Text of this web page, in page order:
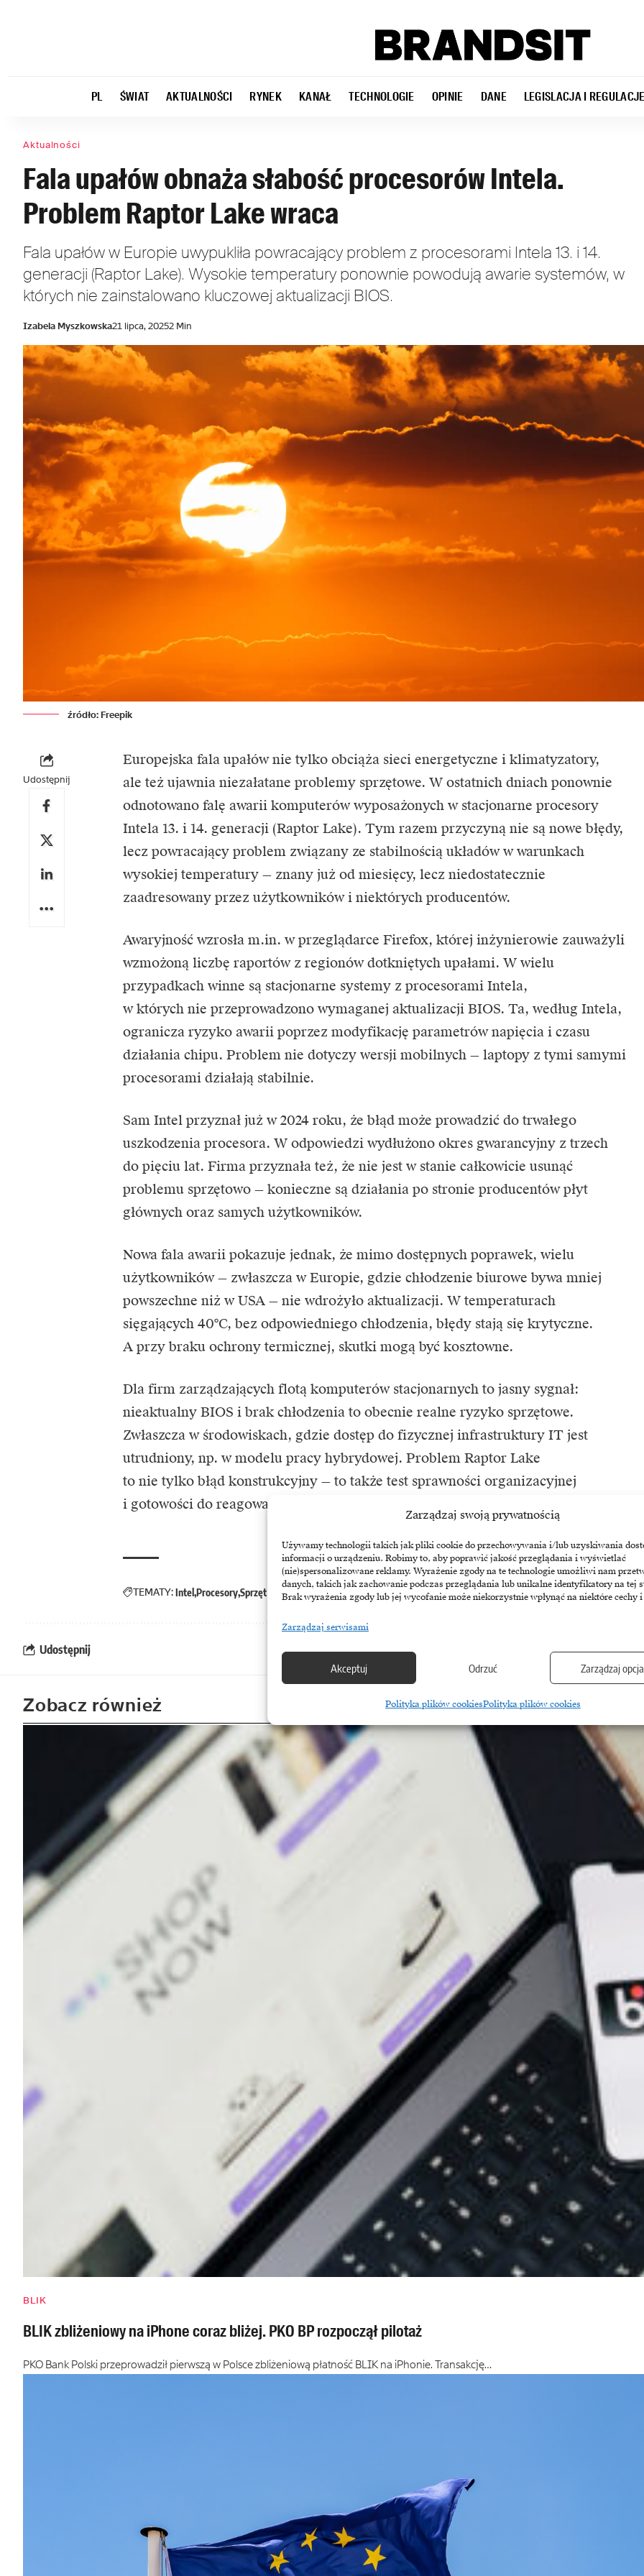
Zarządzaj swoją prywatnością
Używamy technologii takich jak pliki cookie do przechowywania i/lub uzyskiwania
informacji o urządzeniu. Robimy to, aby poprawić jakość przeglądania i wyświetlać
(nie)spersonalizowane reklamy. Wyrażenie zgody na te technologie umożliwi nam
danych, takich jak zachowanie podczas przeglądania lub unikalne identyfikatory na tej
Brak wyrażenia zgody lub jej wycofanie może niekorzystnie wpłynąć na niektóre cechy
Zarządzaj serwisami
Akceptuj Odrzuć Zarządzaj
Polityka plików cookiesPolityka plików cookies
PL ŚWIAT AKTUALNOŚCI RYNEK KANAŁ TECHNOLOGIE OPINIE DANE LEGISLACJA I
Aktualności
Fala upałów obnaża słabość procesorów Intela.
Problem Raptor Lake wraca
Fala upałów w Europie uwypukliła powracający problem z procesorami Intela 13. i 14.
generacji (Raptor Lake). Wysokie temperatury ponownie powodują awarie systemów, w
których nie zainstalowano kluczowej aktualizacji BIOS.
Izabela Myszkowska21 lipca, 20252 Min
źródło: Freepik
Udostępnij
Europejska fala upałów nie tylko obciąża sieci energetyczne i klimatyzatory,
ale też ujawnia niezałatane problemy sprzętowe. W ostatnich dniach ponownie
odnotowano falę awarii komputerów wyposażonych w stacjonarne procesory
Intela13. i 14. generacji (Raptor Lake). Tym razem przyczyną nie są nowe błędy,
lecz powracający problem związany ze stabilnością układów w warunkach
wysokiej temperatury — znany już od miesięcy, lecz niedostatecznie
zaadresowany przez użytkowników i niektórych producentów.
Awaryjność wzrosła m.in. w przeglądarce Firefox, której inżynierowie zauważyli
wzmożoną liczbę raportów z regionów dotkniętych upałami. W wielu
przypadkach winne są stacjonarne systemy z procesorami Intela,
w których nie przeprowadzono wymaganej aktualizacji BIOS. Ta, według Intela,
ogranicza ryzyko awarii poprzez modyfikację parametrów napięcia i czasu
działania chipu. Problem nie dotyczy wersji mobilnych — laptopy z tymi samymi
procesorami działają stabilnie.
Sam Intel przyznał już w 2024 roku, że błąd może prowadzić do trwałego
uszkodzenia procesora. W odpowiedzi wydłużono okres gwarancyjny z trzech
do pięciu lat. Firma przyznała też, że nie jest w stanie całkowicie usunąć
problemu sprzętowo — konieczne są działania po stronie producentów płyt
głównych oraz samych użytkowników.
Nowa fala awarii pokazuje jednak, że mimo dostępnych poprawek, wielu
użytkowników — zwłaszcza w Europie, gdzie chłodzenie biurowe bywa mniej
powszechne niż w USA — nie wdrożyło aktualizacji. W temperaturach
sięgających 40°C, bez odpowiedniego chłodzenia, błędy stają się krytyczne.
A przy braku ochrony termicznej, skutki mogą być kosztowne.
Dla firm zarządzających flotą komputerów stacjonarnych to jasny sygnał:
nieaktualny BIOS i brak chłodzenia to obecnie realne ryzyko sprzętowe.
Zwłaszcza w środowiskach, gdzie dostęp do fizycznej infrastruktury IT jest
utrudniony, np. w modelu pracy hybrydowej. Problem Raptor Lake
to nie tylko błąd konstrukcyjny — to także test sprawności organizacyjnej
i gotowości do reagowania na znane zagrożenia.
TEMATY:Intel ProcesorySprzęt
Udostępnij
Zobacz również
BLIK
BLIK zbliżeniowy na iPhone coraz bliżej. PKO BP rozpoczął pilotaż
PKO Bank Polski przeprowadził pierwszą w Polsce zbliżeniową płatność BLIK na iPhonie. Transakcję…